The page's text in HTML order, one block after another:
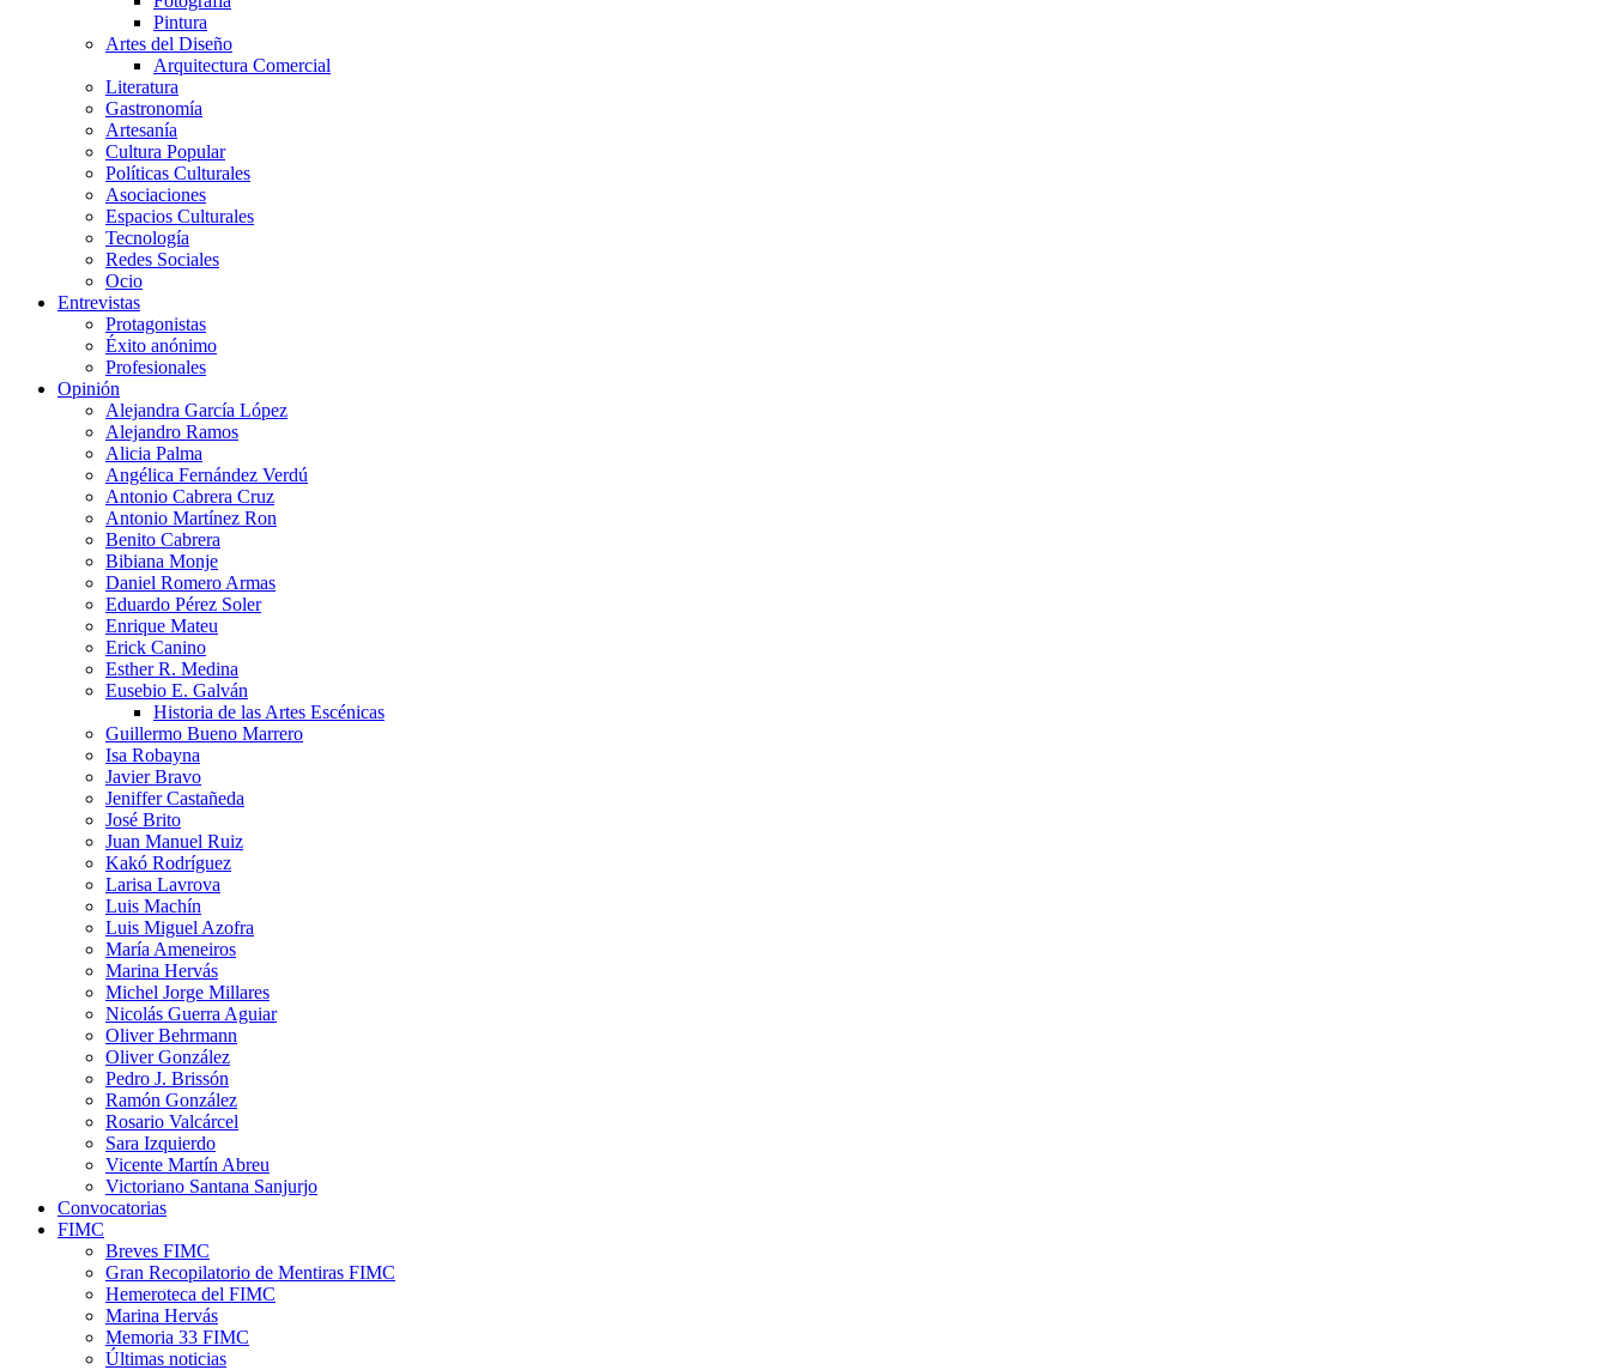
Pintura
Artes del Diseño
Arquitectura Comercial
Literatura
Gastronomía
Artesanía
Cultura Popular
Políticas Culturales
Asociaciones
Espacios Culturales
Tecnología
Redes Sociales
Ocio
Entrevistas
Protagonistas
Éxito anónimo
Profesionales
Opinión
Alejandra García López
Alejandro Ramos
Alicia Palma
Angélica Fernández Verdú
Antonio Cabrera Cruz
Antonio Martínez Ron
Benito Cabrera
Bibiana Monje
Daniel Romero Armas
Eduardo Pérez Soler
Enrique Mateu
Erick Canino
Esther R. Medina
Eusebio E. Galván
Historia de las Artes Escénicas
Guillermo Bueno Marrero
Isa Robayna
Javier Bravo
Jeniffer Castañeda
José Brito
Juan Manuel Ruiz
Kakó Rodríguez
Larisa Lavrova
Luis Machín
Luis Miguel Azofra
María Ameneiros
Marina Hervás
Michel Jorge Millares
Nicolás Guerra Aguiar
Oliver Behrmann
Oliver González
Pedro J. Brissón
Ramón González
Rosario Valcárcel
Sara Izquierdo
Vicente Martín Abreu
Victoriano Santana Sanjurjo
Convocatorias
FIMC
Breves FIMC
Gran Recopilatorio de Mentiras FIMC
Hemeroteca del FIMC
Marina Hervás
Memoria 33 FIMC
Últimas noticias